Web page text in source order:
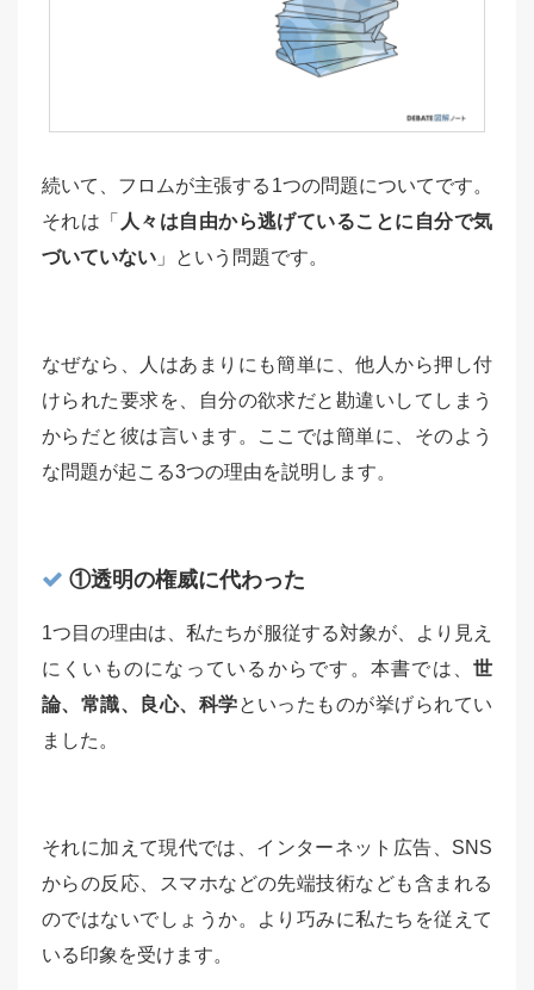
続いて、フロムが主張する1つの問題についてです。
それは「 人々は自由から逃げていることに自分で気
づいていない 」という問題です。
なぜなら、人はあまりにも簡単に、他人から押し付
けられた要求を、自分の欲求だと勘違いしてしまう
からだと彼は言います。ここでは簡単に、そのよう
な問題が起こる3つの理由を説明します。
①透明の権威に代わった
1つ目の理由は、私たちが服従する対象が、より見え
にくいものになっているからです。本書では、 世
論、常識、良心、科学といったものが挙げられてい
ました。
それに加えて現代では、インターネット広告、SNS
からの反応、スマホなどの先端技術なども含まれる
のではないでしょうか。より巧みに私たちを従えて
いる印象を受けます。